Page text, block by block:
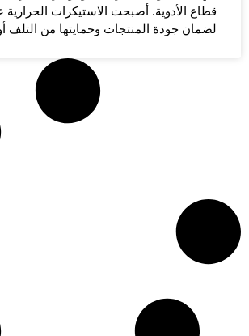
قطاع الأدوية. أصبحت الاستيكرات
لضمان جودة المنتجات وحمايتها من التلف أو